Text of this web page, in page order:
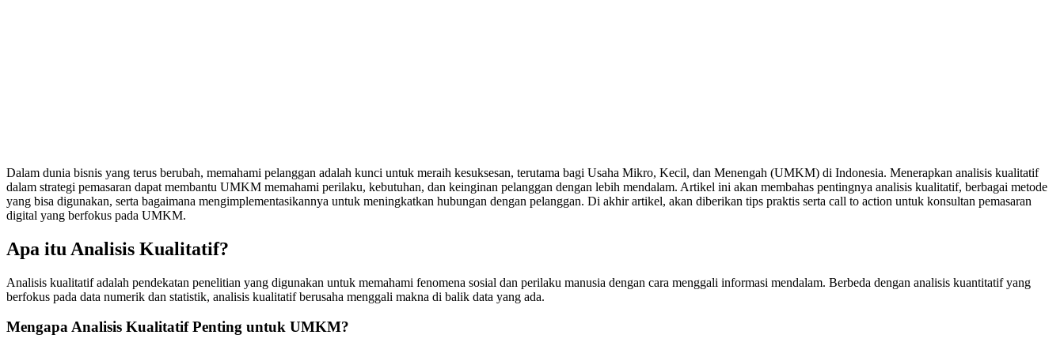
Dalam dunia bisnis yang terus berubah, memahami pelanggan adalah kunci untuk meraih kesuksesan, terutama bagi Usaha Mikro, Kecil, dan Menengah (UMKM) di Indonesia. Menerapkan analisis kualitatif
dalam strategi pemasaran dapat membantu UMKM memahami perilaku, kebutuhan, dan keinginan pelanggan dengan lebih mendalam. Artikel ini akan membahas pentingnya analisis kualitatif, berbagai metode
yang bisa digunakan, serta bagaimana mengimplementasikannya untuk meningkatkan hubungan dengan pelanggan. Di akhir artikel, akan diberikan tips praktis serta call to action untuk konsultan pemasaran
digital yang berfokus pada UMKM.
Apa itu Analisis Kualitatif?
Analisis kualitatif adalah pendekatan penelitian yang digunakan untuk memahami fenomena sosial dan perilaku manusia dengan cara menggali informasi mendalam. Berbeda dengan analisis kuantitatif yang
berfokus pada data numerik dan statistik, analisis kualitatif berusaha menggali makna di balik data yang ada.
Mengapa Analisis Kualitatif Penting untuk UMKM?